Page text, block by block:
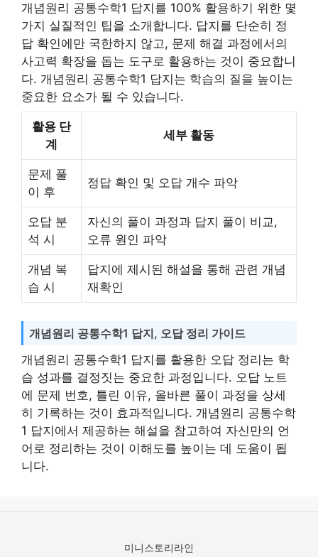
개념원리 공통수학1 답지를 100% 활용하기 위한 몇
가지 실질적인 팁을 소개합니다. 답지를 단순히 정
답 확인에만 국한하지 않고, 문제 해결 과정에서의
사고력 확장을 돕는 도구로 활용하는 것이 중요합니
다. 개념원리 공통수학1 답지는 학습의 질을 높이는
중요한 요소가 될 수 있습니다.
활용 단
계
세부 활동
문제 풀
이 후
정답 확인 및 오답 개수 파악
오답 분
석 시
자신의 풀이 과정과 답지 풀이 비교,
오류 원인 파악
개념 복
습 시
답지에 제시된 해설을 통해 관련 개념
재확인
개념원리 공통수학1 답지, 오답 정리 가이드
개념원리 공통수학1 답지를 활용한 오답 정리는 학
습 성과를 결정짓는 중요한 과정입니다. 오답 노트
에 문제 번호, 틀린 이유, 올바른 풀이 과정을 상세
히 기록하는 것이 효과적입니다. 개념원리 공통수학
1 답지에서 제공하는 해설을 참고하여 자신만의 언
어로 정리하는 것이 이해도를 높이는 데 도움이 됩
니다.
미니스토리라인